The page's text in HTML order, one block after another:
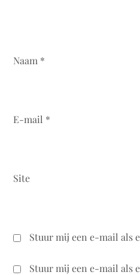
Naam *
E-mail *
Site
Stuur mij een e-mail als
Stuur mij een e-mail als